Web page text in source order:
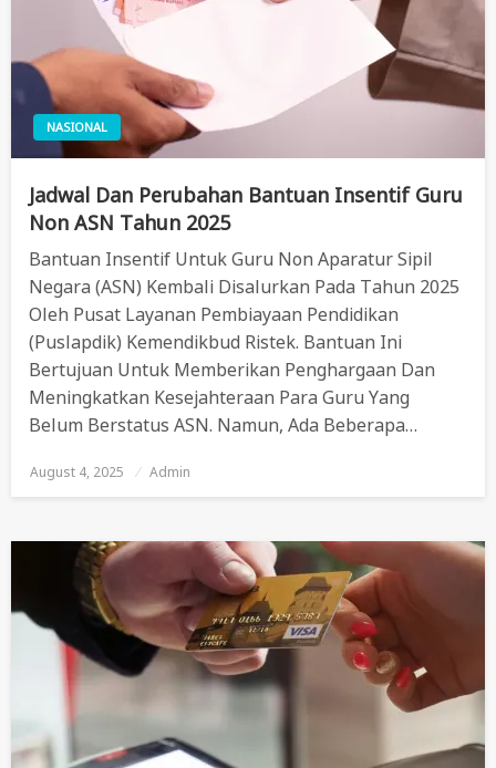
NASIONAL
Jadwal Dan Perubahan Bantuan Insentif Guru
Non ASN Tahun 2025
Bantuan Insentif Untuk Guru Non Aparatur Sipil
Negara (ASN) Kembali Disalurkan Pada Tahun 2025
Oleh Pusat Layanan Pembiayaan Pendidikan
(Puslapdik) Kemendikbud Ristek. Bantuan Ini
Bertujuan Untuk Memberikan Penghargaan Dan
Meningkatkan Kesejahteraan Para Guru Yang
Belum Berstatus ASN. Namun, Ada Beberapa…
Posted
On
August 4, 2025 Admin